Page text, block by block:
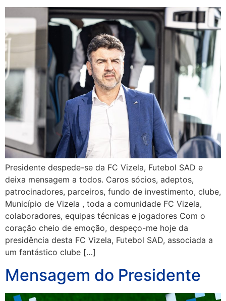
Presidente despede-se da FC Vizela, Futebol SAD e
deixa mensagem a todos. Caros sócios, adeptos,
patrocinadores, parceiros, fundo de investimento, clube,
Município de Vizela , toda a comunidade FC Vizela,
colaboradores, equipas técnicas e jogadores Com o
coração cheio de emoção, despeço-me hoje da
presidência desta FC Vizela, Futebol SAD, associada a
um fantástico clube […]
Mensagem do Presidente